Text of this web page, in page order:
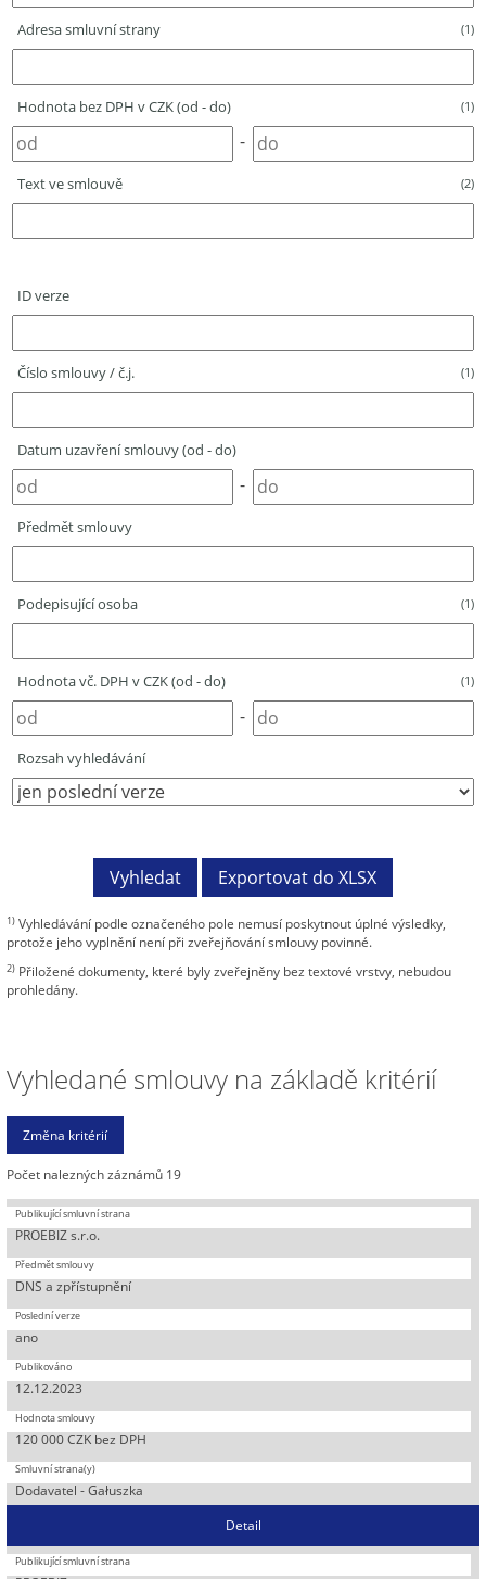
Adresa smluvní strany (1)
Hodnota bez DPH v CZK (od - do) (1)
-
Text ve smlouvě (2)
ID verze
Číslo smlouvy / č.j. (1)
Datum uzavření smlouvy (od - do)
-
Předmět smlouvy
Podepisující osoba (1)
Hodnota vč. DPH v CZK (od - do) (1)
-
Rozsah vyhledávání
1) Vyhledávání podle označeného pole nemusí poskytnout úplné výsledky,
protože jeho vyplnění není při zveřejňování smlouvy povinné.
2) Přiložené dokumenty, které byly zveřejněny bez textové vrstvy, nebudou
prohledány.
Vyhledané smlouvy na základě kritérií
Počet nalezných záznámů 19
PROEBIZ s.r.o.
DNS a zpřístupnění
ano
12.12.2023
120 000 CZK bez DPH
Dodavatel - Gałuszka
Detail